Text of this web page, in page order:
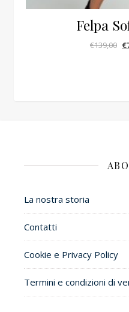
Felpa
€139,00 Il
€
La nostra storia
Contatti
Cookie e Privacy Policy
Termini e condizioni di